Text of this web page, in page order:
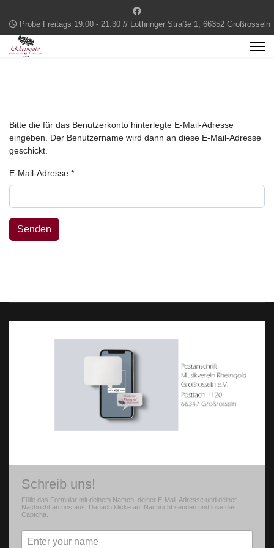
Probe Freitags 19:00 - 21:30 // Lothringer Straße 1, 66352 Großrosseln
Bitte die für das Benutzerkonto hinterlegte E-Mail-Adresse
eingeben. Der Benutzername wird dann an diese E-Mail-Adresse
geschickt.
E-Mail-Adresse *
Senden
Schreib uns!
Fülle das Formular mit deinem Namen, deiner E-Mail-Adresse und deiner
Nachricht an uns aus. Danach klicke auf Nachricht senden und löse das
Captcha.